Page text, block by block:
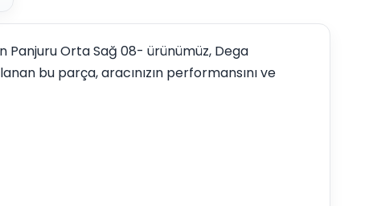
Panjuru Orta Sağ 08- ürünümüz, Dega
bu parça, aracınızın performansını ve